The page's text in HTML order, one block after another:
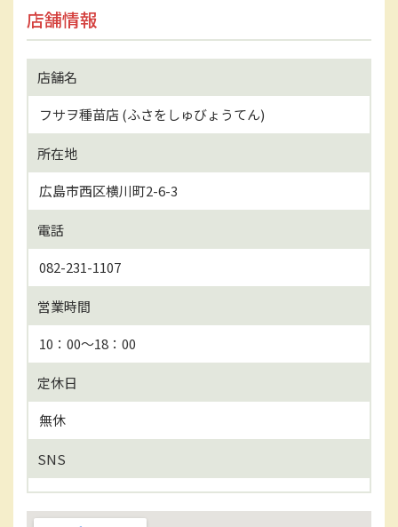
店舗情報
店舗名
フサヲ種苗店 (ふさをしゅびょうてん)
所在地
広島市西区横川町2-6-3
電話
082-231-1107
営業時間
10：00～18：00
定休日
無休
SNS